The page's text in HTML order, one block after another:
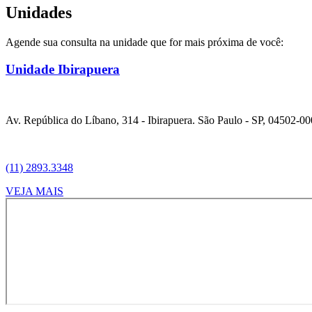
Unidades
Agende sua consulta na unidade que for mais próxima de você:
Unidade Ibirapuera
Av. República do Líbano, 314 - Ibirapuera. São Paulo - SP, 04502-
(11) 2893.3348
VEJA MAIS